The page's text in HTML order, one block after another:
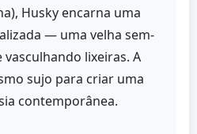
Husky encarna uma
— uma velha sem-
lixeiras. A
sujo para criar uma
contemporânea.